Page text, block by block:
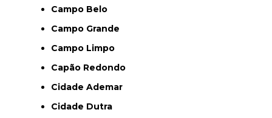
Campo Belo
Campo Grande
Campo Limpo
Capão Redondo
Cidade Ademar
Cidade Dutra